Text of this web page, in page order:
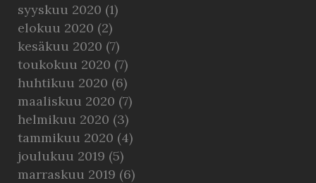
syyskuu 2020 (1)
elokuu 2020 (2)
kesäkuu 2020 (7)
toukokuu 2020 (7)
huhtikuu 2020 (6)
maaliskuu 2020 (7)
helmikuu 2020 (3)
tammikuu 2020 (4)
joulukuu 2019 (5)
marraskuu 2019 (6)